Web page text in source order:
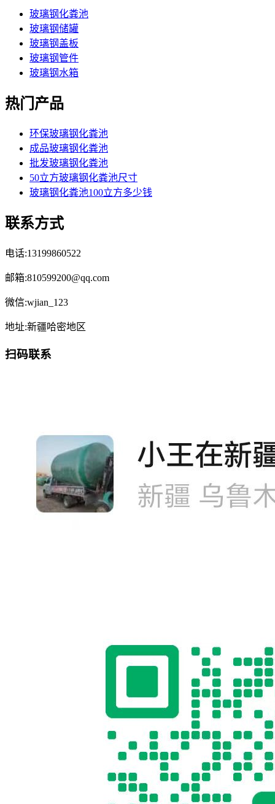
玻璃钢化粪池
玻璃钢储罐
玻璃钢盖板
玻璃钢管件
玻璃钢水箱
热门产品
环保玻璃钢化粪池
成品玻璃钢化粪池
批发玻璃钢化粪池
50立方玻璃钢化粪池尺寸
玻璃钢化粪池100立方多少钱
联系方式
电话:13199860522
邮箱:810599200@qq.com
微信:wjian_123
地址:新疆哈密地区
扫码联系